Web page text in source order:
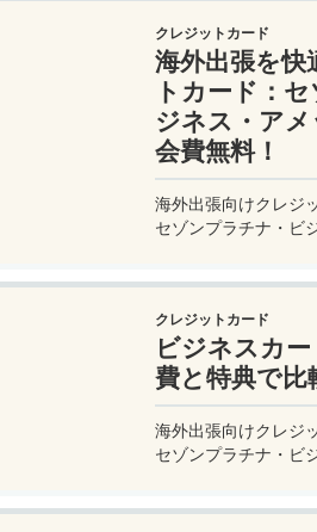
ャートリップで今す
クレジットカード
海外出張を快
トカード：
ジネス・ア
会費無料！
海外出張向けクレジ
セゾンプラチナ・ビ
クレジットカード
ビジネスカ
費と特典で比
海外出張向けクレジ
セゾンプラチナ・ビ